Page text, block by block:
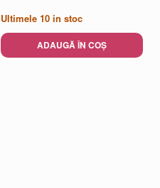
a
fost:
45,00 lei.
35,00 lei.
Ultimele 10 in stoc
ADAUGĂ ÎN COȘ